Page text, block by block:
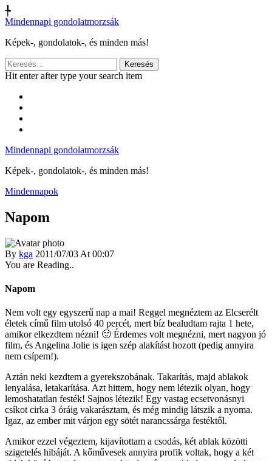
╄
Mindennapi gondolatmorzsák
Képek-, gondolatok-, és minden más!
Keresés:
Hit enter after type your search item
Mindennapi gondolatmorzsák
Képek-, gondolatok-, és minden más!
Mindennapok
Napom
By kga 2011/07/03 At 00:07
You are Reading..
Napom
Nem volt egy egyszerű nap a mai! Reggel megnéztem az Elcserélt
életek című film utolsó 40 percét, mert bíz bealudtam rajta 1 hete,
amikor elkezdtem nézni! 🙂 Érdemes volt megnézni, mert nagyon jó
film, és Angelina Jolie is igen szép alakítást hozott (pedig annyira
nem csípem!).
Aztán neki kezdtem a gyerekszobának. Takarítás, majd ablakok
lenyalása, letakarítása. Azt hittem, hogy nem létezik olyan, hogy
lemoshatatlan festék! Sajnos létezik! Egy vastag ecsetvonásnyi
csíkot cirka 3 óráig vakarásztam, és még mindig látszik a nyoma.
Igaz, az ember mit várjon egy sötét narancssárga festéktől.
Amikor ezzel végeztem, kijavítottam a csodás, két ablak közötti
szigetelés hibáját. A kőművesek annyira profik voltak, hogy a két